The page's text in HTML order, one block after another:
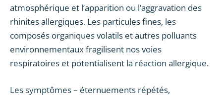
atmosphérique et l’apparition ou l’aggravation des
rhinites allergiques. Les particules fines, les
composés organiques volatils et autres polluants
environnementaux fragilisent nos voies
respiratoires et potentialisent la réaction allergique.
Les symptômes – éternuements répétés,